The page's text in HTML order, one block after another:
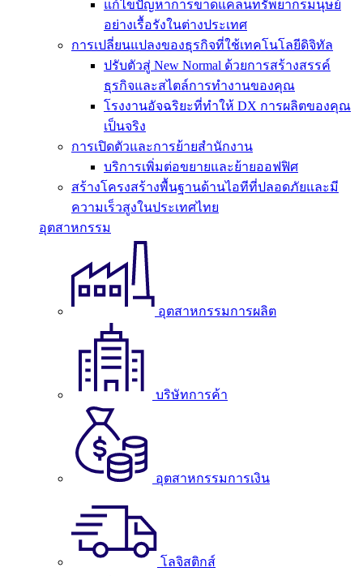
แก้ไขปัญหาการขาดแคลนทรัพยากรมนุษย์
อย่างเรื้อรังในต่างประเทศ
การเปลี่ยนแปลงของธุรกิจที่ใช้เทคโนโลยีดิจิทัล
ปรับตัวสู่ New Normal ด้วยการสร้างสรรค์
ธุรกิจและสไตล์การทำงานของคุณ
โรงงานอัจฉริยะที่ทำให้ DX การผลิตของคุณ
เป็นจริง
การเปิดตัวและการย้ายสำนักงาน
บริการเพิ่มต่อขยายและย้ายออฟฟิศ
สร้างโครงสร้างพื้นฐานด้านไอทีที่ปลอดภัยและมี
ความเร็วสูงในประเทศไทย
อุตสาหกรรม
อุตสาหกรรมการผลิต
บริษัทการค้า
อุตสาหกรรมการเงิน
โลจิสติกส์